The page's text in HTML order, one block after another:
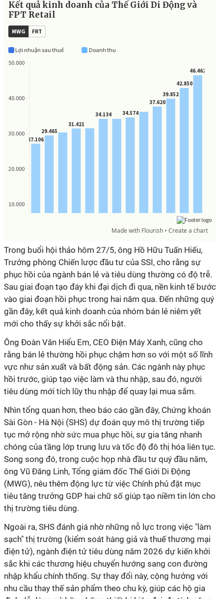
Trong buổi hội thảo hôm 27/5, ông Hồ Hữu Tuấn Hiếu,
Trưởng phòng Chiến lược đầu tư của SSI, cho rằng sự
phục hồi của ngành bán lẻ và tiêu dùng thường có độ trễ.
Sau giai đoạn tạo đáy khi đại dịch đi qua, nền kinh tế bước
vào giai đoạn hồi phục trong hai năm qua. Đến những quý
gần đây, kết quả kinh doanh của nhóm bán lẻ niêm yết
mới cho thấy sự khởi sắc nổi bật.
Ông Đoàn Văn Hiểu Em, CEO Điện Máy Xanh, cũng cho
rằng bán lẻ thường hồi phục chậm hơn so với một số lĩnh
vực như sản xuất và bất động sản. Các ngành này phục
hồi trước, giúp tạo việc làm và thu nhập, sau đó, người
tiêu dùng mới tích lũy thu nhập để quay lại mua sắm.
Nhìn tổng quan hơn, theo báo cáo gần đây, Chứng khoán
Sài Gòn - Hà Nội (SHS) dự đoán quy mô thị trường tiếp
tục mở rộng nhờ sức mua phục hồi, sự gia tăng nhanh
chóng của tầng lớp trung lưu và tốc độ đô thị hóa liên tục.
Song song đó, trong cuộc họp nhà đầu tư quý đầu năm,
ông Vũ Đăng Linh, Tổng giám đốc Thế Giới Di Động
(MWG), nêu thêm động lực từ việc Chính phủ đặt mục
tiêu tăng trưởng GDP hai chữ số giúp tạo niềm tin lớn cho
thị trường tiêu dùng.
Ngoài ra, SHS đánh giá nhờ những nỗ lực trong việc "làm
sạch" thị trường (kiểm soát hàng giả và thuế thương mại
điện tử), ngành điện tử tiêu dùng năm 2026 dự kiến khởi
sắc khi các thương hiệu chuyển hướng sang con đường
nhập khẩu chính thống. Sự thay đổi này, cộng hưởng với
nhu cầu thay thế sản phẩm theo chu kỳ, giúp các hộ gia